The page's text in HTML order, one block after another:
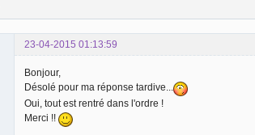
23-04-2015 01:13:59
Bonjour,
Désolé pour ma réponse tardive...
Oui, tout est rentré dans l'ordre !
Merci !!